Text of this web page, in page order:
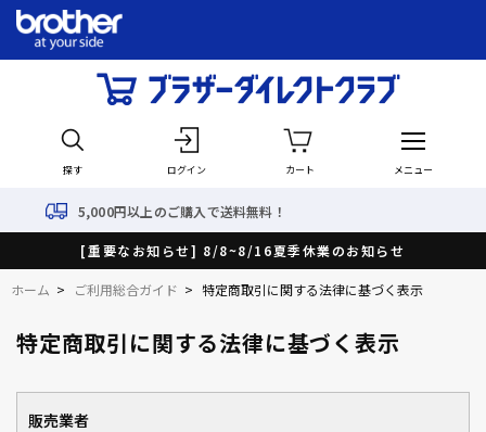
探す ログイン カート メニュー
購入で送料無料！
[重要なお知らせ] 8/8~8/16夏季休業のお知らせ
ホーム > ご利用総合ガイド > 特定商取引に関する法律に基づく表示
特定商取引に関する法律に基づく表示
販売業者